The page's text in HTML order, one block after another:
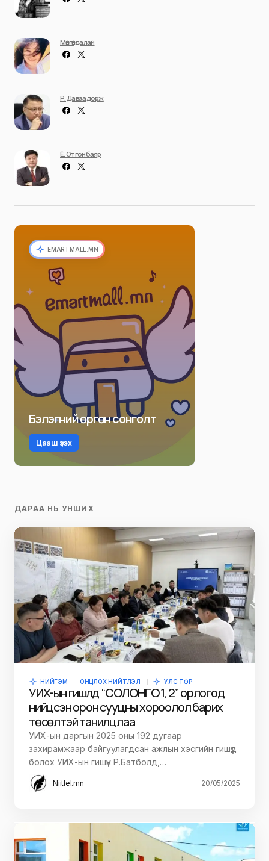
Мөнгөндалай
Р. Даваадорж
Ё. Отгонбаяр
EMARTMALL.MN
Бэлэгний өргөн сонголт
Цааш үзэх
ДАРАА НЬ УНШИХ
НИЙГЭМ ОНЦЛОХ НИЙТЛЭЛ УЛС ТӨР
УИХ-ын гишүүлд “СОЛОНГО 1, 2” орлогод
нийцсэн орон сууцны хороолол барих
төсөлтэй танилцлаа
УИХ-ын даргын 2025 оны 192 дугаар
захирамжаар байгуулагдсан ажлын хэсгийн гишүүд
болох УИХ-ын гишүүн Р.Батболд,…
Niitlel.mn 20/05/2025